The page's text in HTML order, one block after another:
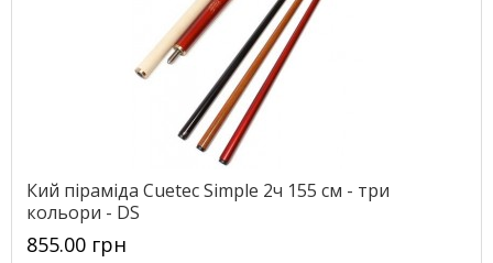
Кий піраміда Cuetec Simple 2ч 155 см - три
кольори - DS
855.00 грн